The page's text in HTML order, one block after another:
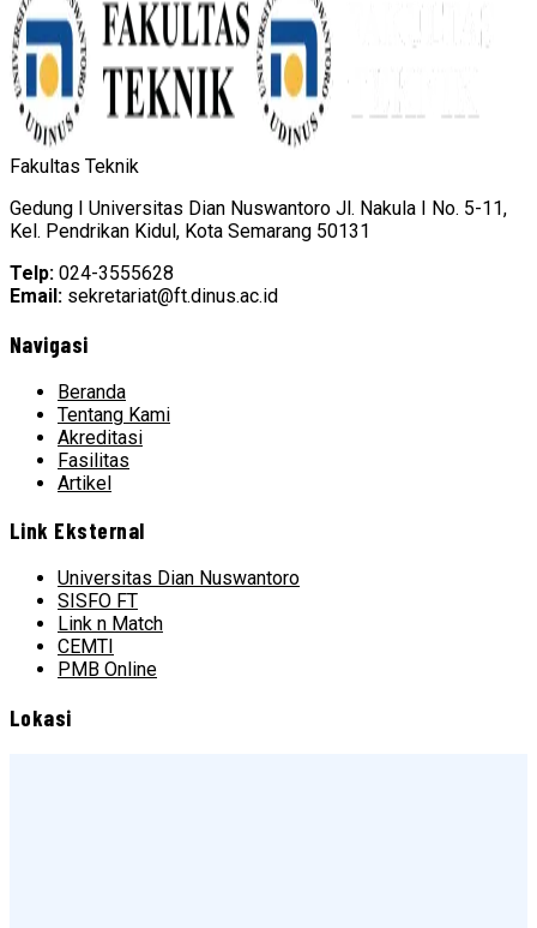
Fakultas Teknik
Gedung I Universitas Dian Nuswantoro Jl. Nakula I No. 5-11,
Kel. Pendrikan Kidul, Kota Semarang 50131
Telp: 024-3555628
Email: sekretariat@ft.dinus.ac.id
Navigasi
Beranda
Tentang Kami
Akreditasi
Fasilitas
Artikel
Link Eksternal
Universitas Dian Nuswantoro
SISFO FT
Link n Match
CEMTI
PMB Online
Lokasi